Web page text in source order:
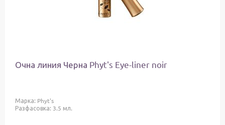
Очна линия Черна Phyt's Eye-liner noir
Марка: Phyt's
Разфасовка: 3.5 мл.